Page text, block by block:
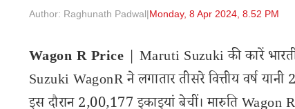
Author: Raghunath Padwal|Monday, 8 Apr 2024, 8.52 PM
Wagon R Price | Maruti Suzuki की कारें
Suzuki WagonR ने लगातार तीसरे वित्तीय वर्ष